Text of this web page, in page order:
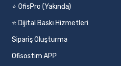
⭐ OfisPro (Yakında)
⭐ Dijital Baskı Hizmetleri
Sipariş Oluşturma
Ofisostim APP